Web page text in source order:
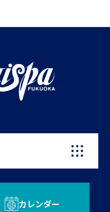
カレンダー